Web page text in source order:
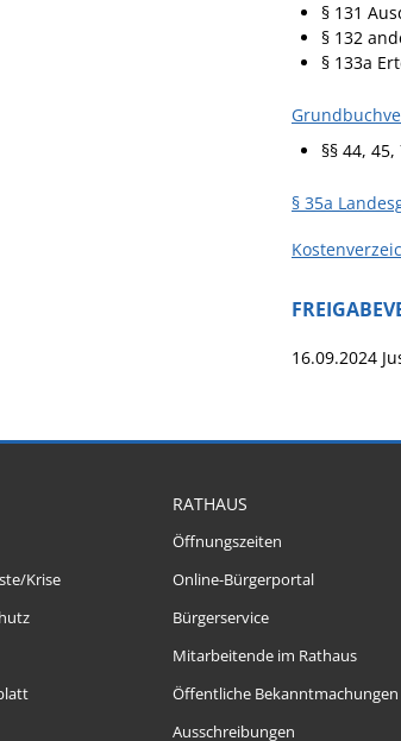
§ 131
§ 132
§ 133a
§§ 44, 45,
§ 35a
16.09.2024
Krise
RATHAUS
Öffnungszeiten
Online-Bürgerportal
Bürgerservice
Mitarbeitende im Rathaus
Öffentliche Bekanntmachungen
Ausschreibungen